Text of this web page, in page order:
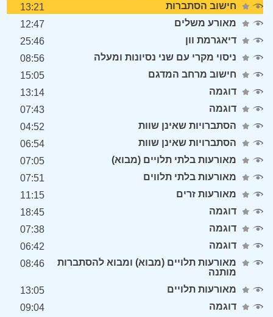
חישוב הסתברות
13:21
מאורע משלים
12:47
דיאגרמת וון
25:46
ניסוי מקרי עם שני נסיונות ומעלה
08:56
חישוב מרחב המדגם
15:05
דוגמה
13:14
דוגמה
07:43
הסתברויות שאינן שוות
04:52
הסתברויות שאינן שוות
06:54
מאורעות בלתי תלויים (מבוא)
07:05
מאורעות בלתי תלווים
07:51
מאורעות זרים
11:15
דוגמה
18:45
דוגמה
07:38
דוגמה
06:42
מאורעות תלויים (מבוא) ומבוא להסתברות
מותנה
08:46
מאורעות תלויים
13:05
דוגמה
09:04